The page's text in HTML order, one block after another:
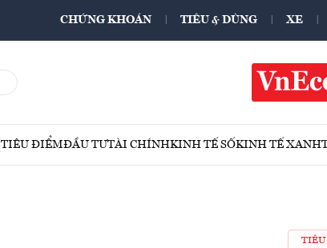
CHỨNG KHOÁN TIÊU & DÙNG XE
TIÊU ĐIỂMĐẦU TƯTÀI CHÍNHKINH TẾ SỐKINH TẾ XANH